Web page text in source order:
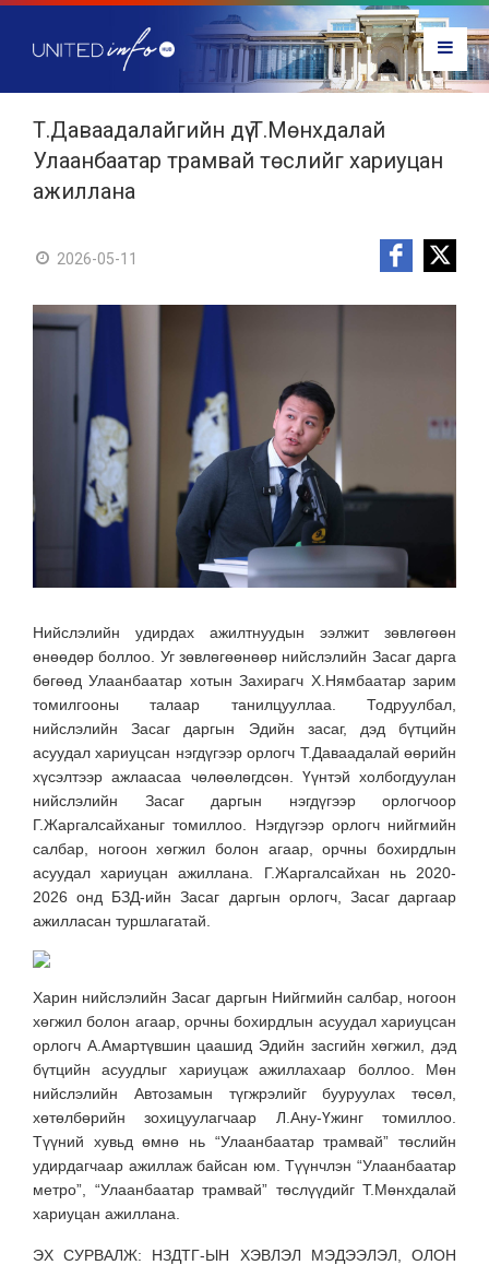
Т.Даваадалайгийн дүү Т.Мөнхдалай
Улаанбаатар трамвай төслийг хариуцан
ажиллана
2026-05-11
Нийслэлийн удирдах ажилтнуудын ээлжит зөвлөгөөн
өнөөдөр боллоо. Уг зөвлөгөөнөөр нийслэлийн Засаг дарга
бөгөөд Улаанбаатар хотын Захирагч Х.Нямбаатар зарим
томилгооны талаар танилцууллаа. Тодруулбал,
нийслэлийн Засаг даргын Эдийн засаг, дэд бүтцийн
асуудал хариуцсан нэгдүгээр орлогч Т.Даваадалай өөрийн
хүсэлтээр ажлаасаа чөлөөлөгдсөн. Үүнтэй холбогдуулан
нийслэлийн Засаг даргын нэгдүгээр орлогчоор
Г.Жаргалсайханыг томиллоо. Нэгдүгээр орлогч нийгмийн
салбар, ногоон хөгжил болон агаар, орчны бохирдлын
асуудал хариуцан ажиллана. Г.Жаргалсайхан нь 2020-
2026 онд БЗД-ийн Засаг даргын орлогч, Засаг даргаар
ажилласан туршлагатай.
Харин нийслэлийн Засаг даргын Нийгмийн салбар, ногоон
хөгжил болон агаар, орчны бохирдлын асуудал хариуцсан
орлогч А.Амартүвшин цаашид Эдийн засгийн хөгжил, дэд
бүтцийн асуудлыг хариуцаж ажиллахаар боллоо. Мөн
нийслэлийн Автозамын түгжрэлийг бууруулах төсөл,
хөтөлбөрийн зохицуулагчаар Л.Ану-Үжинг томиллоо.
Түүний хувьд өмнө нь “Улаанбаатар трамвай” төслийн
удирдагчаар ажиллаж байсан юм. Түүнчлэн “Улаанбаатар
метро”, “Улаанбаатар трамвай” төслүүдийг Т.Мөнхдалай
хариуцан ажиллана.
ЭХ СУРВАЛЖ: НЗДТГ-ЫН ХЭВЛЭЛ МЭДЭЭЛЭЛ, ОЛОН